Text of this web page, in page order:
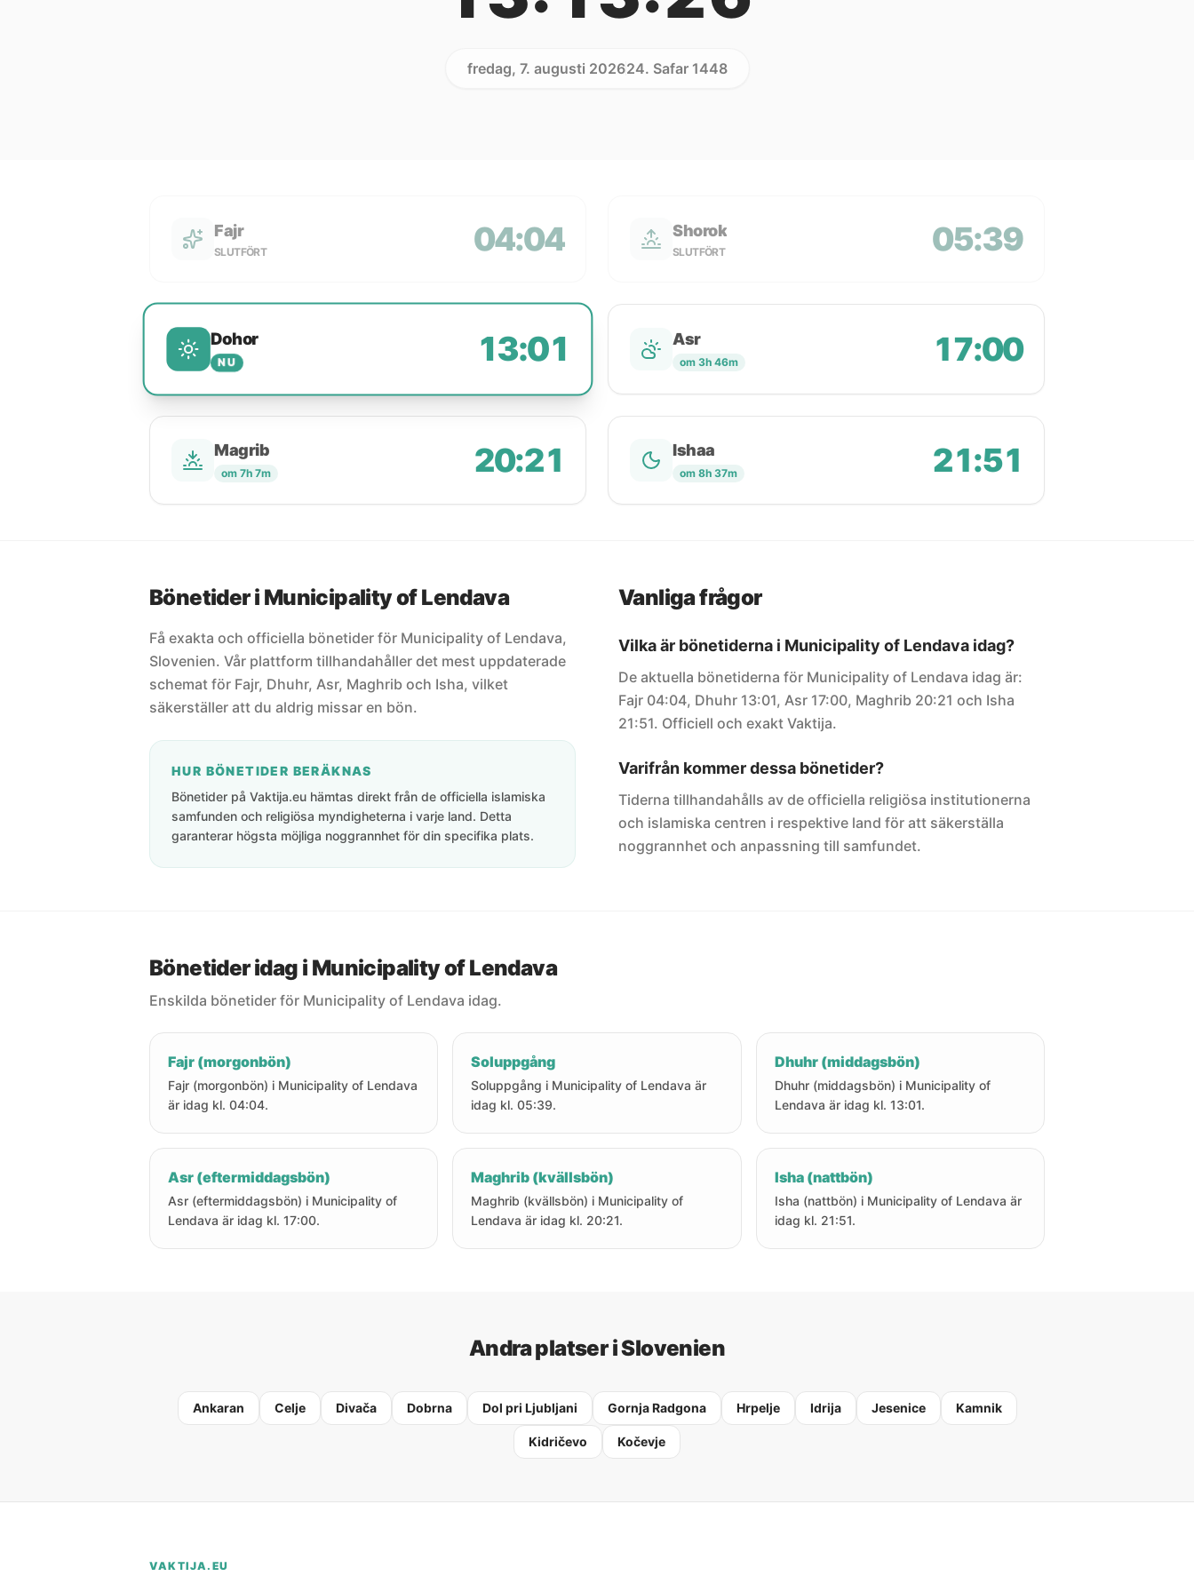
fredag, 7. augusti 202624. Safar 1448
Fajr
SLUTFÖRT 04:04 Shorok
SLUTFÖRT 05:39
Dohor
NU 13:01 Asr
om 3h 46m 17:00
Magrib
om 7h 7m 20:21 Ishaa
om 8h 37m 21:51
Bönetider i Municipality of Lendava
Få exakta och officiella bönetider för Municipality of Lendava,
Slovenien. Vår plattform tillhandahåller det mest uppdaterade
schemat för Fajr, Dhuhr, Asr, Maghrib och Isha, vilket
säkerställer att du aldrig missar en bön.
HUR BÖNETIDER BERÄKNAS
Bönetider på Vaktija.eu hämtas direkt från de officiella islamiska
samfunden och religiösa myndigheterna i varje land. Detta
garanterar högsta möjliga noggrannhet för din specifika plats.
Vanliga frågor
Vilka är bönetiderna i Municipality of Lendava idag?
De aktuella bönetiderna för Municipality of Lendava idag är:
Fajr 04:04, Dhuhr 13:01, Asr 17:00, Maghrib 20:21 och Isha
21:51. Officiell och exakt Vaktija.
Varifrån kommer dessa bönetider?
Tiderna tillhandahålls av de officiella religiösa institutionerna
och islamiska centren i respektive land för att säkerställa
noggrannhet och anpassning till samfundet.
Bönetider idag i Municipality of Lendava
Enskilda bönetider för Municipality of Lendava idag.
Fajr (morgonbön)
Fajr (morgonbön) i Municipality of Lendava
är idag kl. 04:04.
Soluppgång
Soluppgång i Municipality of Lendava är
idag kl. 05:39.
Dhuhr (middagsbön)
Dhuhr (middagsbön) i Municipality of
Lendava är idag kl. 13:01.
Asr (eftermiddagsbön)
Asr (eftermiddagsbön) i Municipality of
Lendava är idag kl. 17:00.
Maghrib (kvällsbön)
Maghrib (kvällsbön) i Municipality of
Lendava är idag kl. 20:21.
Isha (nattbön)
Isha (nattbön) i Municipality of Lendava är
idag kl. 21:51.
Andra platser i Slovenien
Ankaran Celje Divača Dobrna Dol pri Ljubljani Gornja Radgona Hrpelje Idrija Jesenice Kamnik
Kidričevo Kočevje
VAKTIJA.EU